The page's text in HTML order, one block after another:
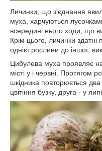
Личинки, що з'єднання
муха, харчуються
всередині нього ходи, що
Крім цього, личинки
однієї рослини до іншої,
Цибулева муха проявляє
місті у і червні. Протягом
шкідника повторюється
цвітіння бузку, друга - у